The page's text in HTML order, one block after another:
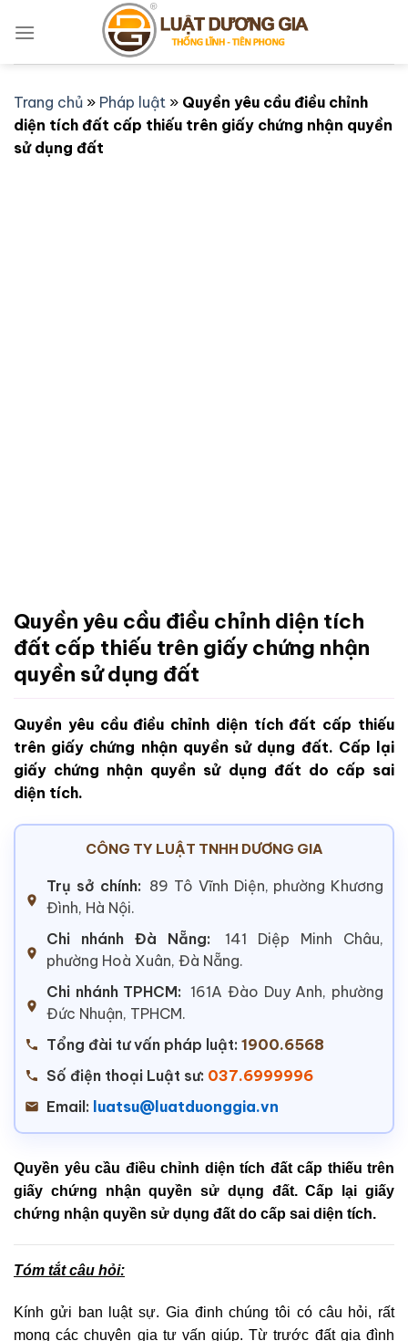
qua
Trang chủ » Pháp luật » Quyền yêu cầu điều chỉnh
diện tích đất cấp thiếu trên giấy chứng nhận quyền
sử dụng đất
Quyền yêu cầu điều chỉnh diện tích
đất cấp thiếu trên giấy chứng nhận
quyền sử dụng đất
Quyền yêu cầu điều chỉnh diện tích đất cấp thiếu
trên giấy chứng nhận quyền sử dụng đất. Cấp lại
giấy chứng nhận quyền sử dụng đất do cấp sai
diện tích.
CÔNG TY LUẬT TNHH DƯƠNG GIA
Trụ sở chính: 89 Tô Vĩnh Diện, phường Khương
Đình, Hà Nội.
Chi nhánh Đà Nẵng:
141 Diệp Minh Châu,
phường Hoà Xuân, Đà Nẵng.
Chi nhánh TPHCM: 161A Đào Duy Anh, phường
Đức Nhuận, TPHCM.
Tổng đài tư vấn pháp luật: 1900.6568
Số điện thoại Luật sư: 037.6999996
Email: luatsu@luatduonggia.vn
Quyền yêu cầu điều chỉnh diện tích đất cấp thiếu trên
giấy chứng nhận quyền sử dụng đất. Cấp lại giấy
chứng nhận quyền sử dụng đất do cấp sai diện tích.
Tóm tắt câu hỏi:
Kính gửi ban luật sự. Gia đinh chúng tôi có câu hỏi, rất
mong các chuyên gia tư vấn giúp. Từ trước đất gia đình